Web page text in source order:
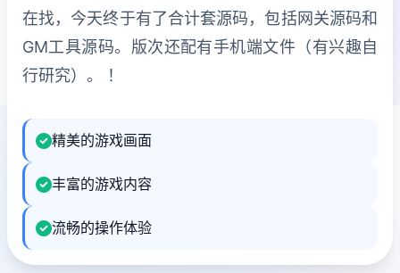
在找，今天终于有了合计套源码，包括网关源码和
GM工具源码。版次还配有手机端文件（有兴趣自
行研究）。 ！
精美的游戏画面
丰富的游戏内容
流畅的操作体验